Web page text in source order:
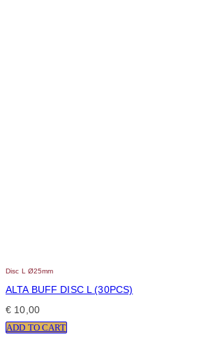
Disc L Ø25mm
ALTA BUFF DISC L (30PCS)
€ 10,00
ADD TO CART